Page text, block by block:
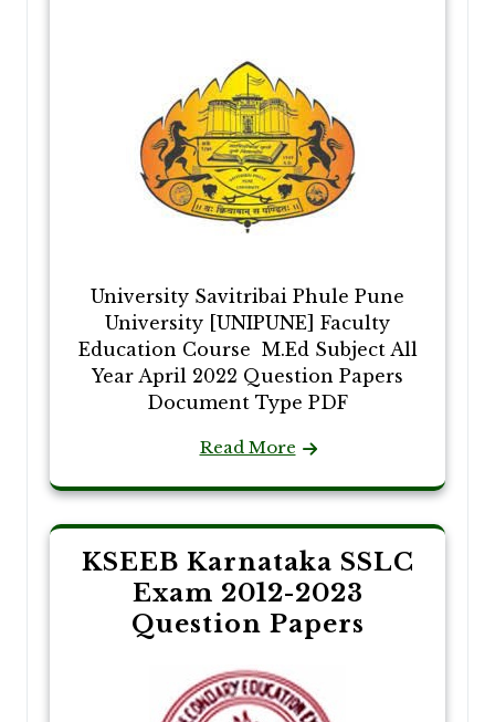
University Savitribai Phule Pune
University [UNIPUNE] Faculty
Education Course M.Ed Subject All
Year April 2022 Question Papers
Document Type PDF
Read More
KSEEB Karnataka SSLC
Exam 2012-2023
Question Papers